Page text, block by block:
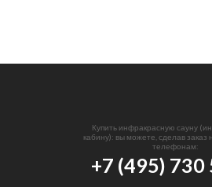
Купить инфракрасную сауну
кабину): вы можете, сделав заказ
телефонам:
+7 (495) 730